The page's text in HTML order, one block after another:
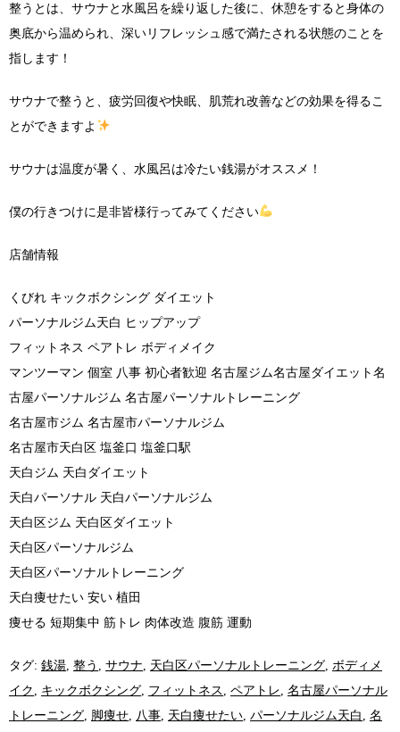
整うとは、サウナと水風呂を繰り返した後に、休憩をすると身体の
奥底から温められ、深いリフレッシュ感で満たされる状態のことを
指します！
サウナで整うと、疲労回復や快眠、肌荒れ改善などの効果を得るこ
とができますよ
サウナは温度が暑く、水風呂は冷たい銭湯がオススメ！
僕の行きつけに是非皆様行ってみてください
店舗情報
くびれ キックボクシング ダイエット
パーソナルジム天白 ヒップアップ
フィットネス ペアトレ ボディメイク
マンツーマン 個室 八事 初心者歓迎 名古屋ジム名古屋ダイエット名
古屋パーソナルジム 名古屋パーソナルトレーニング
名古屋市ジム 名古屋市パーソナルジム
名古屋市天白区 塩釜口 塩釜口駅
天白ジム 天白ダイエット
天白パーソナル 天白パーソナルジム
天白区ジム 天白区ダイエット
天白区パーソナルジム
天白区パーソナルトレーニング
天白痩せたい 安い 植田
痩せる 短期集中 筋トレ 肉体改造 腹筋 運動
タグ: 銭湯 整う サウナ 天白区パーソナルトレーニング ボディメ
イク
キックボクシング フィットネス ペアトレ 名古屋パーソナル
トレーニング 脚痩せ 八事 天白痩せたい パーソナルジム天白
名